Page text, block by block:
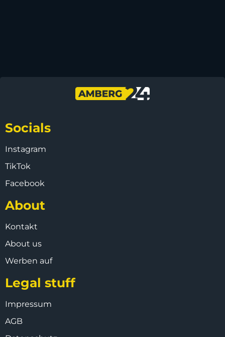
Socials
Instagram
TikTok
Facebook
About
Kontakt
About us
Werben auf
Legal stuff
Impressum
AGB